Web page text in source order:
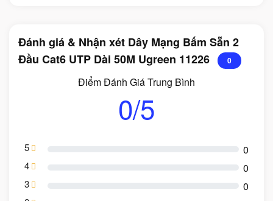
Đánh giá & Nhận xét Dây Mạng Bấm Sẵn 2
Đầu Cat6 UTP Dài 50M Ugreen 11226
0
Điểm Đánh Giá Trung Bình
0/5
5 0
4 0
3 0